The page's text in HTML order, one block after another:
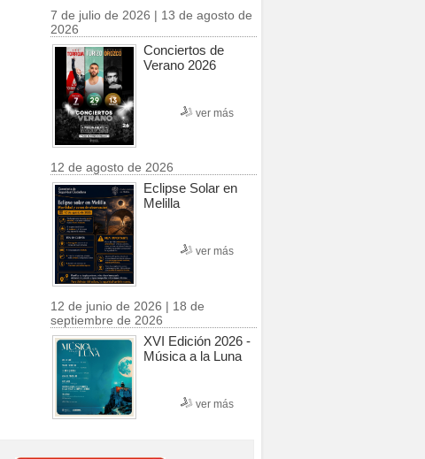
7 de julio de 2026 | 13 de agosto de
2026
Conciertos de
Verano 2026
ver más
12 de agosto de 2026
Eclipse Solar en
Melilla
ver más
12 de junio de 2026 | 18 de
septiembre de 2026
XVI Edición 2026 -
Música a la Luna
ver más